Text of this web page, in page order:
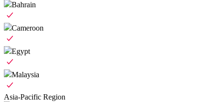
Bahrain
Cameroon
Egypt
Malaysia
Asia-Pacific Region